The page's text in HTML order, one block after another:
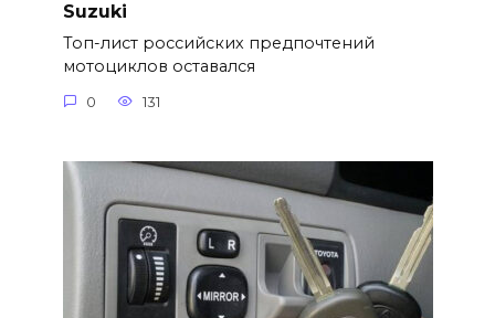
Suzuki
Топ-лист российских предпочтений
мотоциклов оставался
0 131